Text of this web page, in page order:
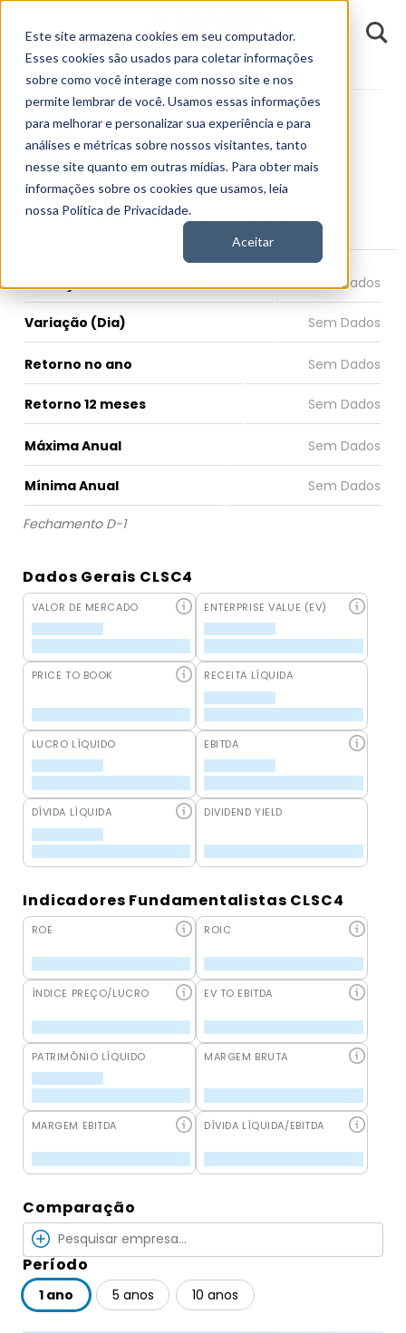
Este site armazena cookies em seu computador.
Esses cookies são usados para coletar informações
sobre como você interage com nosso site e nos
permite lembrar de você. Usamos essas informações
para melhorar e personalizar sua experiência e para
análises e métricas sobre nossos visitantes, tanto
nesse site quanto em outras mídias. Para obter mais
informações sobre os cookies que usamos, leia
nossa Política de Privacidade.
Aceitar
Fundamentos CLSC4
CLSC4
Centrais Elétricas de Santa Catarina S.A.
COTAÇÃO CLSC4 HOJE
Variação (Dia)
Retorno no ano
Retorno 12 meses
Máxima Anual
Mínima Anual
Fechamento D-1
Dados Gerais CLSC4
VALOR DE MERCADO ENTERPRISE VALUE (EV)
PRICE TO BOOK RECEITA LÍQUIDA
LUCRO LÍQUIDO EBITDA
DÍVIDA LÍQUIDA DIVIDEND YIELD
Indicadores Fundamentalistas CLSC4
ROE ROIC
ÍNDICE PREÇO/LUCRO EV TO EBITDA
PATRIMÔNIO LÍQUIDO MARGEM BRUTA
MARGEM EBITDA DÍVIDA LÍQUIDA/EBITDA
Comparação
Período
1 ano 5 anos 10 anos